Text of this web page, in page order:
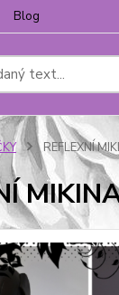
Blog
REFLEXNÍ